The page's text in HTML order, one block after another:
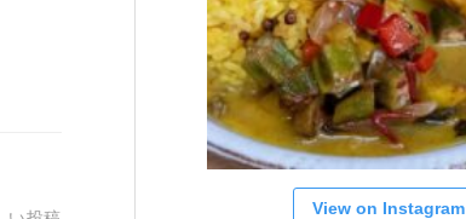
View on Instagram